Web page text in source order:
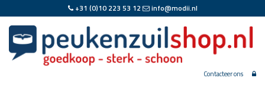
+31 (0)10 223 53 12 info@modii.nl
Contacteer ons